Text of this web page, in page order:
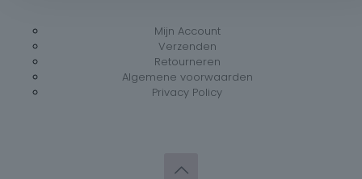
Mijn Account
Verzenden
Retourneren
Algemene voorwaarden
Privacy Policy